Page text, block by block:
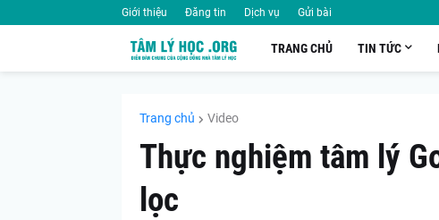
Giới thiệu Đăng tin Dịch vụ Gửi bài
TRANG CHỦ TIN TỨC
Trang chủ Video
Thực nghiệm tâm lý
lọc